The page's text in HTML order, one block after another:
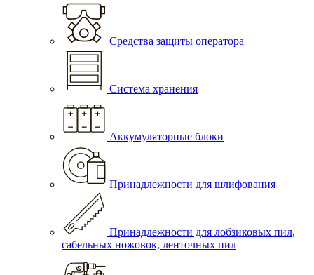
Средства защиты оператора
Система хранения
Аккумуляторные блоки
Принадлежности для шлифования
Принадлежности для лобзиковых пил,
сабельных ножовок, ленточных пил